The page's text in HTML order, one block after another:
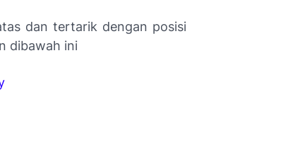
dan tertarik dengan posisi
dibawah ini